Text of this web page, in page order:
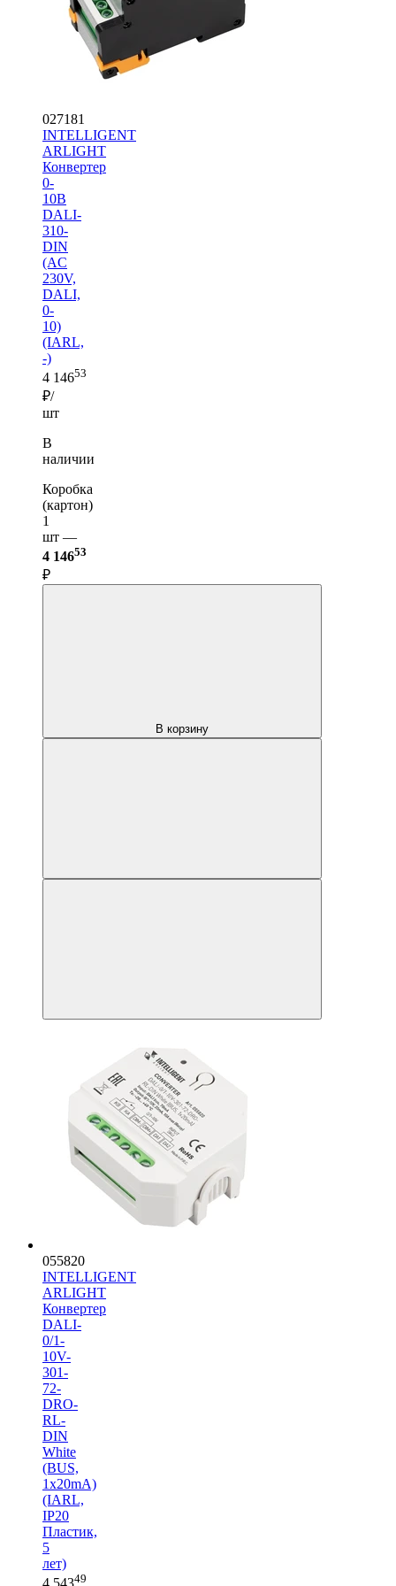
027181
INTELLIGENT
ARLIGHT
Конвертер
0-
10В
DALI-
310-
DIN
(AC
230V,
DALI,
0-
10)
(IARL,
-)
4 14653
₽/
шт
В
наличии
Коробка
(картон)
1
шт —
4 14653
₽
В корзину
055820
INTELLIGENT
ARLIGHT
Конвертер
DALI-
0/1-
10V-
301-
72-
DRO-
RL-
DIN
White
(BUS,
1x20mA)
(IARL,
IP20
Пластик,
5
лет)
49